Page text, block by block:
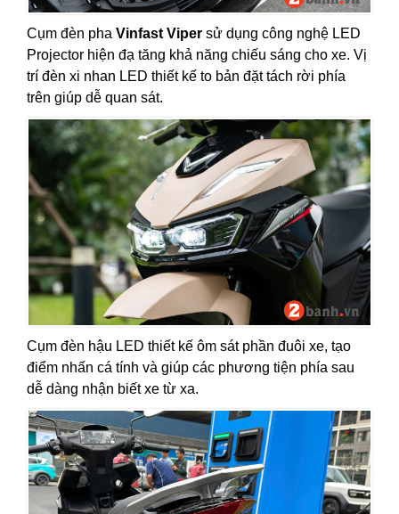
Cụm đèn pha Vinfast Viper sử dụng công nghệ LED
Projector hiện đạ tăng khả năng chiếu sáng cho xe. Vị
trí đèn xi nhan LED thiết kế to bản đặt tách rời phía
trên giúp dễ quan sát.
Cụm đèn hậu LED thiết kế ôm sát phần đuôi xe, tạo
điểm nhấn cá tính và giúp các phương tiện phía sau
dễ dàng nhận biết xe từ xa.